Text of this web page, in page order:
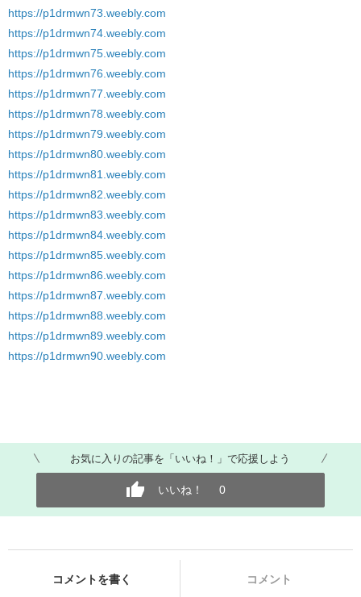
https://p1drmwn73.weebly.com
https://p1drmwn74.weebly.com
https://p1drmwn75.weebly.com
https://p1drmwn76.weebly.com
https://p1drmwn77.weebly.com
https://p1drmwn78.weebly.com
https://p1drmwn79.weebly.com
https://p1drmwn80.weebly.com
https://p1drmwn81.weebly.com
https://p1drmwn82.weebly.com
https://p1drmwn83.weebly.com
https://p1drmwn84.weebly.com
https://p1drmwn85.weebly.com
https://p1drmwn86.weebly.com
https://p1drmwn87.weebly.com
https://p1drmwn88.weebly.com
https://p1drmwn89.weebly.com
https://p1drmwn90.weebly.com
お気に入りの記事を「いいね！」で応援しよう
いいね！ 0
コメントを書く コメント